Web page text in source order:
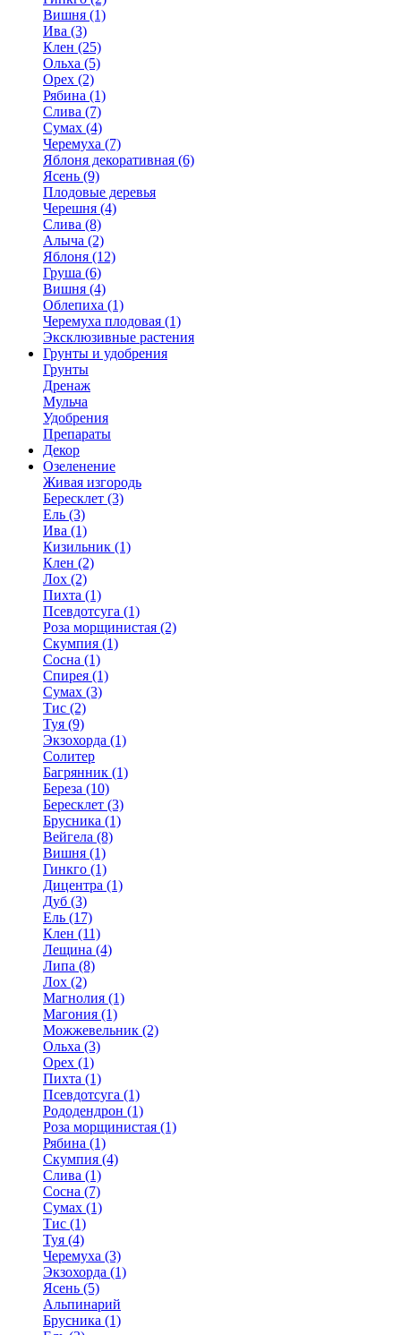
Вишня (1)
Ива (3)
Клен (25)
Ольха (5)
Орех (2)
Рябина (1)
Слива (7)
Сумах (4)
Черемуха (7)
Яблоня декоративная (6)
Ясень (9)
Плодовые деревья
Черешня (4)
Слива (8)
Алыча (2)
Яблоня (12)
Груша (6)
Вишня (4)
Облепиха (1)
Черемуха плодовая (1)
Эксклюзивные растения
Грунты и удобрения
Грунты
Дренаж
Мульча
Удобрения
Препараты
Декор
Озеленение
Живая изгородь
Бересклет (3)
Ель (3)
Ива (1)
Кизильник (1)
Клен (2)
Лох (2)
Пихта (1)
Псевдотсуга (1)
Роза морщинистая (2)
Скумпия (1)
Сосна (1)
Спирея (1)
Сумах (3)
Тис (2)
Туя (9)
Экзохорда (1)
Солитер
Багрянник (1)
Береза (10)
Бересклет (3)
Брусника (1)
Вейгела (8)
Вишня (1)
Гинкго (1)
Дицентра (1)
Дуб (3)
Ель (17)
Клен (11)
Лещина (4)
Липа (8)
Лох (2)
Магнолия (1)
Магония (1)
Можжевельник (2)
Ольха (3)
Орех (1)
Пихта (1)
Псевдотсуга (1)
Рододендрон (1)
Роза морщинистая (1)
Рябина (1)
Скумпия (4)
Слива (1)
Сосна (7)
Сумах (1)
Тис (1)
Туя (4)
Черемуха (3)
Экзохорда (1)
Ясень (5)
Альпинарий
Брусника (1)